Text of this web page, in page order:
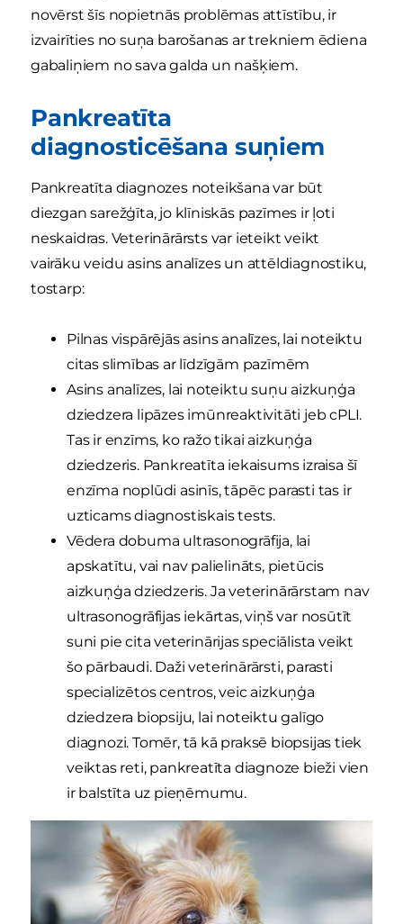
novērst šīs nopietnās problēmas attīstību, ir
izvairīties no suņa barošanas ar trekniem ēdiena
gabaliņiem no sava galda un našķiem.
Pankreatīta
diagnosticēšana suņiem
Pankreatīta diagnozes noteikšana var būt
diezgan sarežģīta, jo klīniskās pazīmes ir ļoti
neskaidras. Veterinārārsts var ieteikt veikt
vairāku veidu asins analīzes un attēldiagnostiku,
tostarp:
Pilnas vispārējās asins analīzes, lai noteiktu
citas slimības ar līdzīgām pazīmēm
Asins analīzes, lai noteiktu suņu aizkuņģa
dziedzera lipāzes imūnreaktivitāti jeb cPLI.
Tas ir enzīms, ko ražo tikai aizkuņģa
dziedzeris. Pankreatīta iekaisums izraisa šī
enzīma noplūdi asinīs, tāpēc parasti tas ir
uzticams diagnostiskais tests.
Vēdera dobuma ultrasonogrāfija, lai
apskatītu, vai nav palielināts, pietūcis
aizkuņģa dziedzeris. Ja veterinārārstam nav
ultrasonogrāfijas iekārtas, viņš var nosūtīt
suni pie cita veterinārijas speciālista veikt
šo pārbaudi. Daži veterinārārsti, parasti
specializētos centros, veic aizkuņģa
dziedzera biopsiju, lai noteiktu galīgo
diagnozi. Tomēr, tā kā praksē biopsijas tiek
veiktas reti, pankreatīta diagnoze bieži vien
ir balstīta uz pieņēmumu.